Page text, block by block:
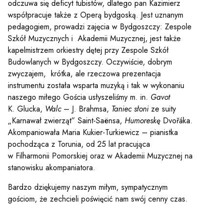
odczuwa się deficyt tubistów, dlatego pan Kazimierz
współpracuje także z Operą bydgoską. Jest uznanym
pedagogiem, prowadzi zajęcia w Bydgoszczy: Zespole
Szkół Muzycznych i Akademii Muzycznej, jest także
kapelmistrzem orkiestry dętej przy Zespole Szkół
Budowlanych w Bydgoszczy. Oczywiście, dobrym
zwyczajem, krótka, ale rzeczowa prezentacja
instrumentu została wsparta muzyką i tak w wykonaniu
naszego miłego Gościa usłyszeliśmy m. in. Gavot
K. Glucka, Walc – J. Brahmsa, Taniec słoni ze suity
„Karnawał zwierząt” Saint-Saënsa, Humoreskę Dvořáka.
Akompaniowała Maria Kukier-Turkiewicz – pianistka
pochodząca z Torunia, od 25 lat pracująca
w Filharmonii Pomorskiej oraz w Akademii Muzycznej na
stanowisku akompaniatora.
Bardzo dziękujemy naszym miłym, sympatycznym
gościom, że zechcieli poświęcić nam swój cenny czas.